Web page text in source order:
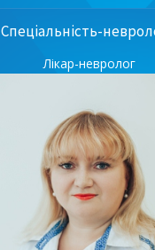
Спеціальність-
Лікар-невролог